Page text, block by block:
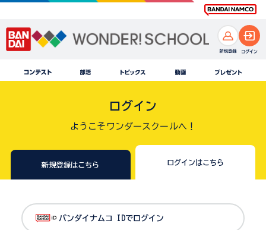
ログイン
ようこそワンダースクールへ！
新規登録はこちら ログインはこちら
バンダイナムコ IDでログイン